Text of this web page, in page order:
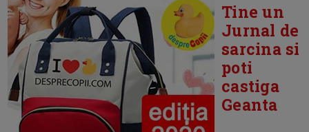
Tine un
Jurnal de
sarcina si
poti
castiga
Geanta